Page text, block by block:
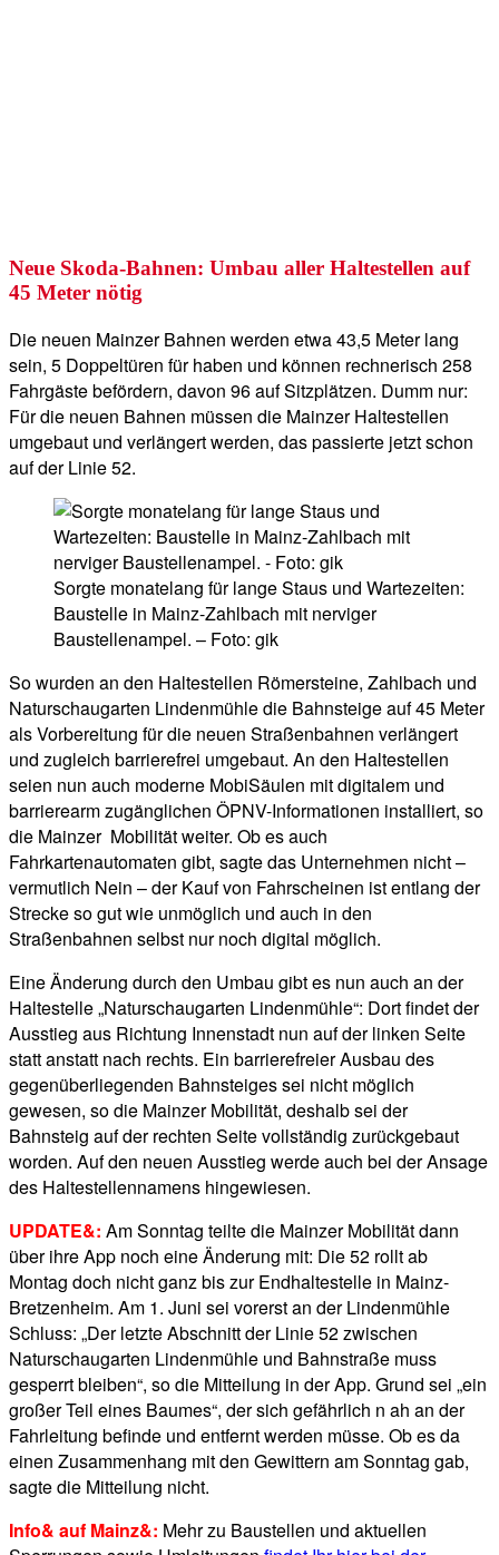
Neue Skoda-Bahnen: Umbau aller Haltestellen auf
45 Meter nötig
Die neuen Mainzer Bahnen werden etwa 43,5 Meter lang
sein, 5 Doppeltüren für haben und können rechnerisch 258
Fahrgäste befördern, davon 96 auf Sitzplätzen. Dumm nur:
Für die neuen Bahnen müssen die Mainzer Haltestellen
umgebaut und verlängert werden, das passierte jetzt schon
auf der Linie 52.
Sorgte monatelang für lange Staus und Wartezeiten:
Baustelle in Mainz-Zahlbach mit nerviger
Baustellenampel. – Foto: gik
So wurden an den Haltestellen Römersteine, Zahlbach und
Naturschaugarten Lindenmühle die Bahnsteige auf 45 Meter
als Vorbereitung für die neuen Straßenbahnen verlängert
und zugleich barrierefrei umgebaut. An den Haltestellen
seien nun auch moderne MobiSäulen mit digitalem und
barrierearm zugänglichen ÖPNV-Informationen installiert, so
die Mainzer Mobilität weiter. Ob es auch
Fahrkartenautomaten gibt, sagte das Unternehmen nicht –
vermutlich Nein – der Kauf von Fahrscheinen ist entlang der
Strecke so gut wie unmöglich und auch in den
Straßenbahnen selbst nur noch digital möglich.
Eine Änderung durch den Umbau gibt es nun auch an der
Haltestelle „Naturschaugarten Lindenmühle“: Dort findet der
Ausstieg aus Richtung Innenstadt nun auf der linken Seite
statt anstatt nach rechts. Ein barrierefreier Ausbau des
gegenüberliegenden Bahnsteiges sei nicht möglich
gewesen, so die Mainzer Mobilität, deshalb sei der
Bahnsteig auf der rechten Seite vollständig zurückgebaut
worden. Auf den neuen Ausstieg werde auch bei der Ansage
des Haltestellennamens hingewiesen.
UPDATE&: Am Sonntag teilte die Mainzer Mobilität dann
über ihre App noch eine Änderung mit: Die 52 rollt ab
Montag doch nicht ganz bis zur Endhaltestelle in Mainz-
Bretzenheim. Am 1. Juni sei vorerst an der Lindenmühle
Schluss: „Der letzte Abschnitt der Linie 52 zwischen
Naturschaugarten Lindenmühle und Bahnstraße muss
gesperrt bleiben“, so die Mitteilung in der App. Grund sei „ein
großer Teil eines Baumes“, der sich gefährlich n ah an der
Fahrleitung befinde und entfernt werden müsse. Ob es da
einen Zusammenhang mit den Gewittern am Sonntag gab,
sagte die Mitteilung nicht.
Info& auf Mainz&: Mehr zu Baustellen und aktuellen